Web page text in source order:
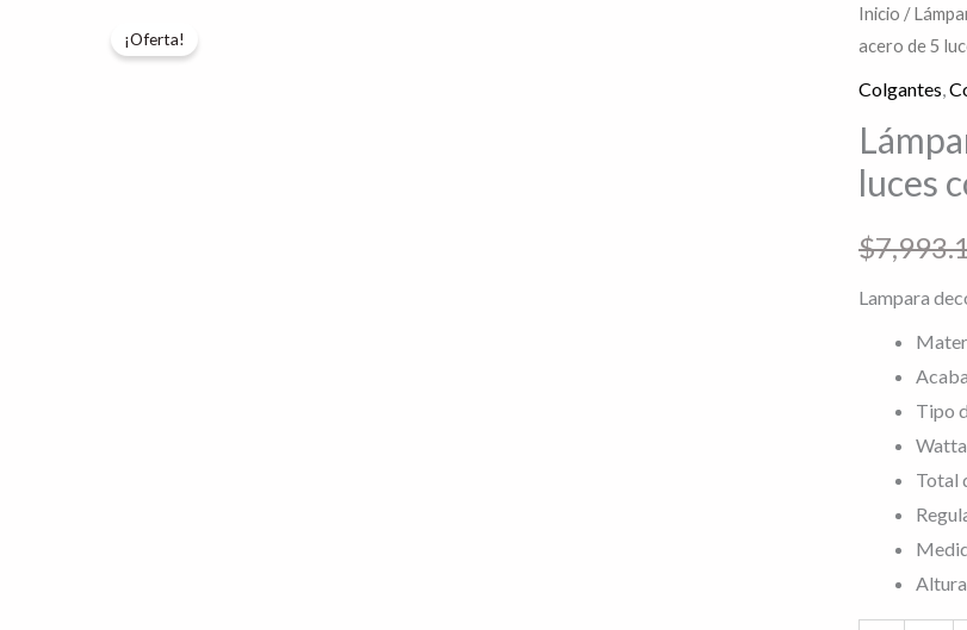
¡Oferta!
Inicio /
acero de 5
Colgantes
luces
$
Lampara
Tipo
Total
Lámpara
colgante
de
y
acero
5
luces